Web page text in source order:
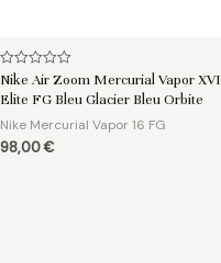
Note
sur
Nike Air Zoom Mercurial Vapor XVI
Elite FG Bleu Glacier Bleu Orbite
Nike Mercurial Vapor 16 FG
98,00€